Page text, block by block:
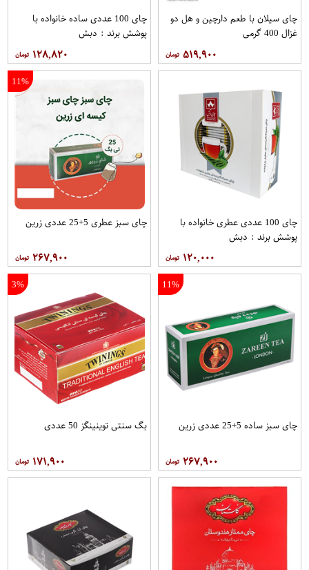
چای سیلان با طعم دارچین و هل دو
غزال 400 گرمی
۵۱۹,۹۰۰
چای 100 عددی ساده خانواده با
پوشش برند : دبش
۱۲۸,۸۲۰
چای 100 عددی عطری خانواده با
پوشش برند : دبش
۱۲۰,۰۰۰
11%
چای سبز عطری 5+25 عددی زرین
۲۶۷,۹۰۰
11%
چای سبز ساده 5+25 عددی زرین
۲۶۷,۹۰۰
3%
بگ سنتی توینینگز 50 عددی
۱۷۱,۹۰۰